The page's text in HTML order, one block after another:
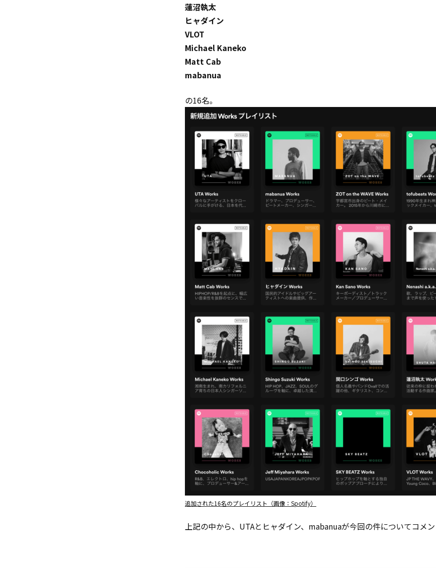
蓮沼執太
ヒャダイン
VLOT
Michael Kaneko
Matt Cab
mabanua
の16名。
追加された16名のプレイリスト（画像：Spotify）
上記の中から、UTAとヒャダイン、mabanuaが今回の件についてコメン